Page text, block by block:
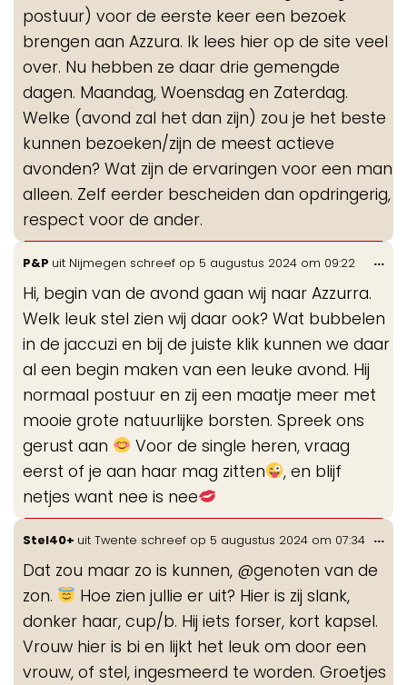
postuur) voor de eerste keer een bezoek
brengen aan Azzura. Ik lees hier op de site veel
over. Nu hebben ze daar drie gemengde
dagen. Maandag, Woensdag en Zaterdag.
Welke (avond zal het dan zijn) zou je het beste
kunnen bezoeken/zijn de meest actieve
avonden? Wat zijn de ervaringen voor een man
alleen. Zelf eerder bescheiden dan opdringerig,
respect voor de ander.
P&P uit Nijmegen schreef op 5 augustus 2024 om 09:22
Hi, begin van de avond gaan wij naar Azzurra.
Welk leuk stel zien wij daar ook? Wat bubbelen
in de jaccuzi en bij de juiste klik kunnen we daar
al een begin maken van een leuke avond. Hij
normaal postuur en zij een maatje meer met
mooie grote natuurlijke borsten. Spreek ons
gerust aan
Voor de single heren, vraag
eerst of je aan haar mag zitten
, en blijf
netjes want nee is nee
...
Stel40+ uit Twente schreef op 5 augustus 2024 om 07:34
Dat zou maar zo is kunnen, @genoten van de
zon.
Hoe zien jullie er uit? Hier is zij slank,
donker haar, cup/b. Hij iets forser, kort kapsel.
Vrouw hier is bi en lijkt het leuk om door een
vrouw, of stel, ingesmeerd te worden. Groetjes
...